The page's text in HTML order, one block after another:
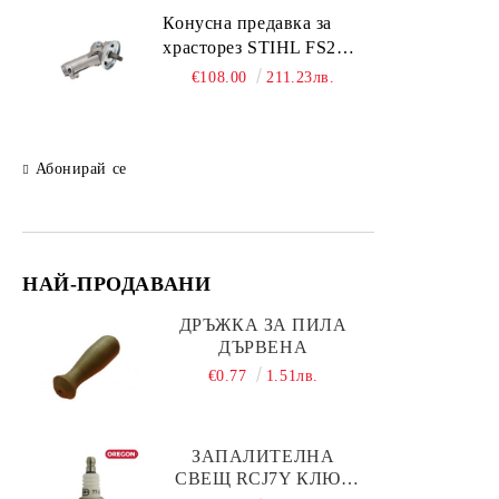
Подаръчни комплектиКонусна предавка за
храсторез STIHL FS261;
FS361; FS461; FS491
€108.00 211.23лв.
Абонирай се
НАЙ-ПРОДАВАНИ
ДРЪЖКА ЗА ПИЛА
ДЪРВЕНА
€0.77 1.51лв.
ЗАПАЛИТЕЛНА
СВЕЩ RCJ7Y КЛЮЧ